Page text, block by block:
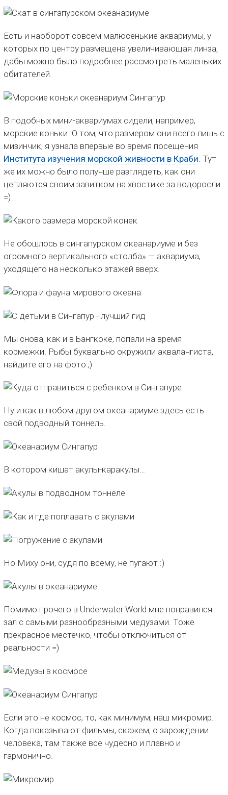
Есть и наоборот совсем малюсенькие аквариумы, у
которых по центру размещена увеличивающая линза,
дабы можно было подробнее рассмотреть маленьких
обитателей.
В подобных мини-аквариумах сидели, например,
морские коньки. О том, что размером они всего лишь с
мизинчик, я узнала впервые во время посещения
Института изучения морской живности в Краби . Тут
же их можно было получше разглядеть, как они
цепляются своим завитком на хвостике за водоросли
=)
Не обошлось в сингапурском океанариуме и без
огромного вертикального «столба» — аквариума,
уходящего на несколько этажей вверх.
Мы снова, как и в Бангкоке, попали на время
кормежки. Рыбы буквально окружили аквалангиста,
найдите его на фото ;)
Ну и как в любом другом океанариуме здесь есть
свой подводный тоннель.
В котором кишат акулы-каракулы…
Но Миху они, судя по всему, не пугают :)
Помимо прочего в Underwater World мне понравился
зал с самыми разнообразными медузами. Тоже
прекрасное местечко, чтобы отключиться от
реальности =)
Если это не космос, то, как минимум, наш микромир.
Когда показывают фильмы, скажем, о зарождении
человека, там также все чудесно и плавно и
гармонично.